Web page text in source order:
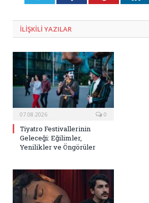
ILIŞKILI YAZILAR
07.08.2026 0
Tiyatro Festivallerinin
Geleceği: Eğilimler,
Yenilikler ve Öngörüler